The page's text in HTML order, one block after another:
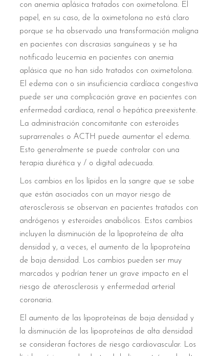
con anemia aplásica tratados con oximetolona. El
papel, en su caso, de la oximetolona no está claro
porque se ha observado una transformación maligna
en pacientes con discrasias sanguíneas y se ha
notificado leucemia en pacientes con anemia
aplásica que no han sido tratados con oximetolona.
El edema con o sin insuficiencia cardíaca congestiva
puede ser una complicación grave en pacientes con
enfermedad cardíaca, renal o hepática preexistente.
La administración concomitante con esteroides
suprarrenales o ACTH puede aumentar el edema.
Esto generalmente se puede controlar con una
terapia diurética y / o digital adecuada.
Los cambios en los lípidos en la sangre que se sabe
que están asociados con un mayor riesgo de
aterosclerosis se observan en pacientes tratados con
andrógenos y esteroides anabólicos. Estos cambios
incluyen la disminución de la lipoproteína de alta
densidad y, a veces, el aumento de la lipoproteína
de baja densidad. Los cambios pueden ser muy
marcados y podrían tener un grave impacto en el
riesgo de aterosclerosis y enfermedad arterial
coronaria.
El aumento de las lipoproteínas de baja densidad y
la disminución de las lipoproteínas de alta densidad
se consideran factores de riesgo cardiovascular. Los